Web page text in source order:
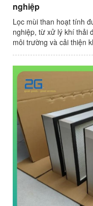
nghiệp
Lọc mùi than hoạt tính
nghiệp, từ xử lý khí thải
môi trường và cải thiện